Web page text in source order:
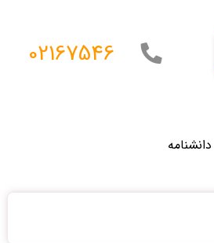
02167546
دانشنامه